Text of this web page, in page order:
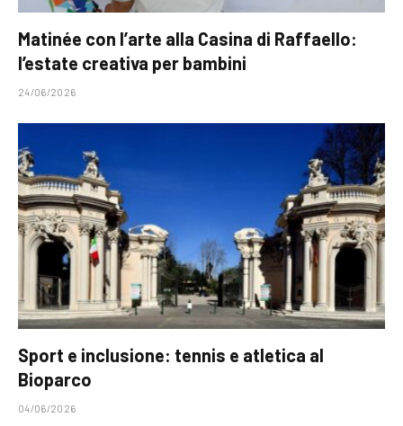
Matinée con l’arte alla Casina di Raffaello:
l’estate creativa per bambini
24/06/2026
Sport e inclusione: tennis e atletica al
Bioparco
04/06/2026